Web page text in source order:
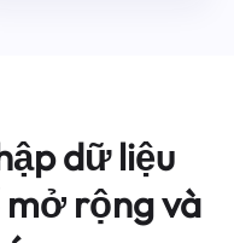
dữ liệu
rộng và